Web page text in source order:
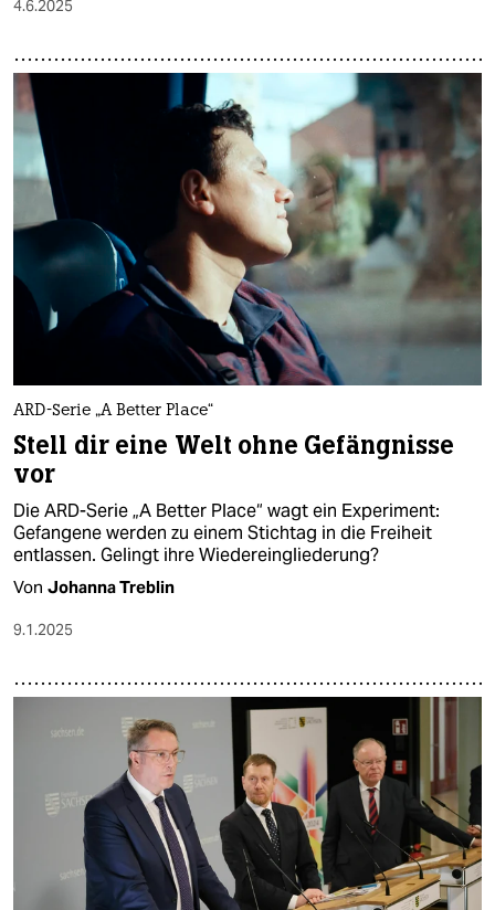
4.6.2025
ARD-Serie „A Better Place“
Stell dir eine Welt ohne Gefängnisse
vor
Die ARD-Serie „A Better Place“ wagt ein Experiment:
Gefangene werden zu einem Stichtag in die Freiheit
entlassen. Gelingt ihre Wiedereingliederung?
Von Johanna Treblin
9.1.2025